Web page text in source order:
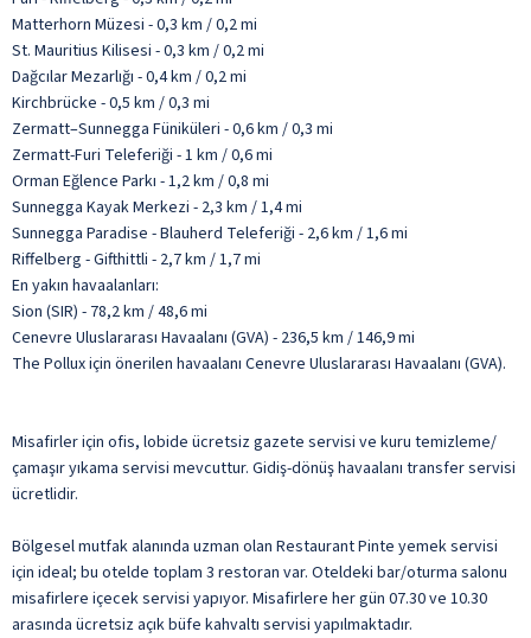
Matterhorn Müzesi - 0,3 km / 0,2 mi
St. Mauritius Kilisesi - 0,3 km / 0,2 mi
Dağcılar Mezarlığı - 0,4 km / 0,2 mi
Kirchbrücke - 0,5 km / 0,3 mi
Zermatt–Sunnegga Füniküleri - 0,6 km / 0,3 mi
Zermatt-Furi Teleferiği - 1 km / 0,6 mi
Orman Eğlence Parkı - 1,2 km / 0,8 mi
Sunnegga Kayak Merkezi - 2,3 km / 1,4 mi
Sunnegga Paradise - Blauherd Teleferiği - 2,6 km / 1,6 mi
Riffelberg - Gifthittli - 2,7 km / 1,7 mi
En yakın havaalanları:
Sion (SIR) - 78,2 km / 48,6 mi
Cenevre Uluslararası Havaalanı (GVA) - 236,5 km / 146,9 mi
The Pollux için önerilen havaalanı Cenevre Uluslararası Havaalanı (GVA).
Misafirler için ofis, lobide ücretsiz gazete servisi ve kuru temizleme/
çamaşır yıkama servisi mevcuttur. Gidiş-dönüş havaalanı transfer servisi
ücretlidir.
Bölgesel mutfak alanında uzman olan Restaurant Pinte yemek servisi
için ideal; bu otelde toplam 3 restoran var. Oteldeki bar/oturma salonu
misafirlere içecek servisi yapıyor. Misafirlere her gün 07.30 ve 10.30
arasında ücretsiz açık büfe kahvaltı servisi yapılmaktadır.